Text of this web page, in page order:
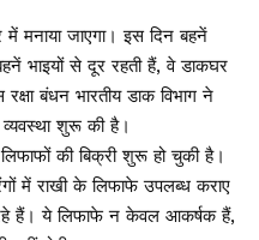
मनाया जाएगा। इस दिन बहनें
भाइयों से दूर रहती हैं, वे डाकघर
बंधन भारतीय डाक विभाग ने
शुरू की है।
की बिक्री शुरू हो चुकी है।
में राखी के लिफाफे उपलब्ध कराए
रहे हैं। ये लिफाफे न केवल आकर्षक हैं,